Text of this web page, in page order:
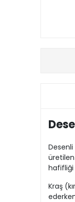
hafifliği
Kraş